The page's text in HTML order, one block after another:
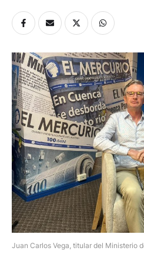
Juan Carlos Vega, titular del Ministerio